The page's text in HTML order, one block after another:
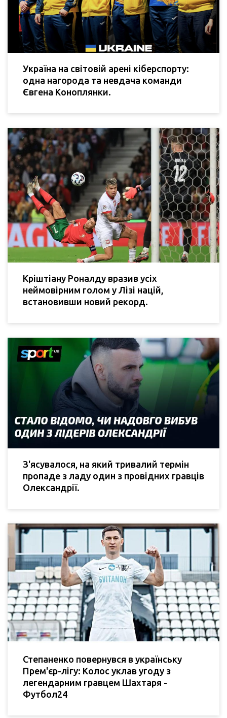
Україна на світовій арені кіберспорту:
одна нагорода та невдача команди
Євгена Коноплянки.
Кріштіану Роналду вразив усіх
неймовірним голом у Лізі націй,
встановивши новий рекорд.
З'ясувалося, на який тривалий термін
пропаде з ладу один з провідних гравців
Олександрії.
Степаненко повернувся в українську
Прем'єр-лігу: Колос уклав угоду з
легендарним гравцем Шахтаря -
Футбол24